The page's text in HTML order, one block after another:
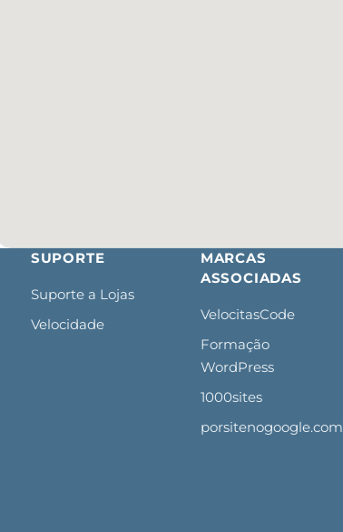
SUPORTE
Suporte a Lojas
Velocidade
MARCAS
ASSOCIADAS
VelocitasCode
Formação
WordPress
1000sites
porsitenogoogle.com